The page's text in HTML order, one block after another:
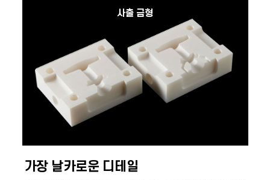
사출 금형
가장 날카로운 디테일